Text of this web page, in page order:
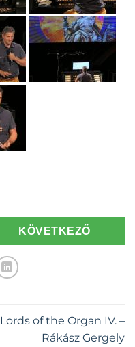
KÖVETKEZŐ
Lords of the Organ IV. –
Rákász Gergely